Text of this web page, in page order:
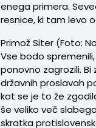
enega primera.
resnice, ki tam levo
Primož Siter (Foto:
Vse bodo
ponovno zagrozili.
državnih proslavah
kot se je to že
še veliko več
skratka